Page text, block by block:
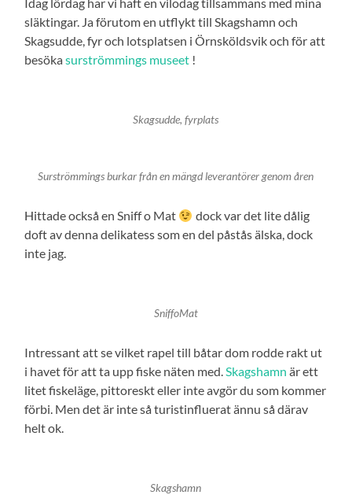
Idag lördag har vi haft en vilodag tillsammans med mina
släktingar. Ja förutom en utflykt till Skagshamn och
Skagsudde, fyr och lotsplatsen i Örnsköldsvik och för att
besökasurströmmings museet !
Skagsudde, fyrplats
Surströmmings burkar från en mängd leverantörer genom åren
Hittade också en Sniff o Mat
dock var det lite dålig
doft av denna delikatess som en del påstås älska, dock
inte jag.
SniffoMat
Intressant att se vilket rapel till båtar dom rodde rakt ut
i havet för att ta upp fiske näten med. Skagshamn är ett
litet fiskeläge, pittoreskt eller inte avgör du som kommer
förbi. Men det är inte så turistinfluerat ännu så därav
helt ok.
Skagshamn